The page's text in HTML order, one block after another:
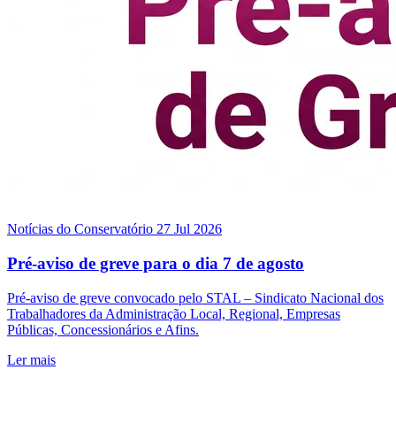
Notícias do Conservatório 27 Jul 2026
Pré-aviso de greve para o dia 7 de agosto
Pré-aviso de greve convocado pelo STAL – Sindicato Nacional dos
Trabalhadores da Administração Local, Regional, Empresas
Públicas, Concessionários e Afins.
Ler mais